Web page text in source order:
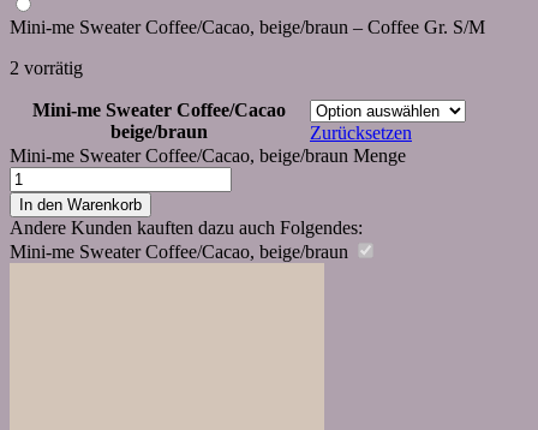
Mini-me Sweater Coffee/Cacao, beige/braun – Coffee Gr. S/M
2 vorrätig
Mini-me Sweater Coffee/Cacao
beige/braun
Zurücksetzen
Mini-me Sweater Coffee/Cacao, beige/braun Menge
In den Warenkorb
Andere Kunden kauften dazu auch Folgendes:
Mini-me Sweater Coffee/Cacao, beige/braun